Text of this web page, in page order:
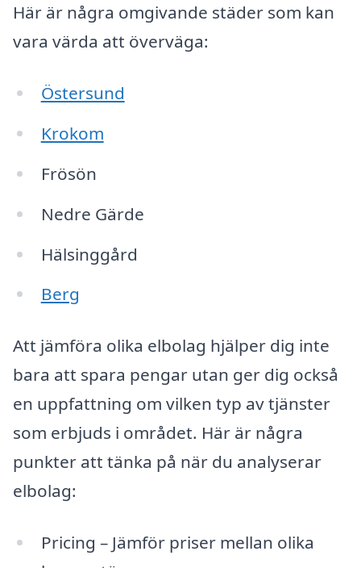
Här är några omgivande städer som kan
vara värda att överväga:
Östersund
Krokom
Frösön
Nedre Gärde
Hälsinggård
Berg
Att jämföra olika elbolag hjälper dig inte
bara att spara pengar utan ger dig också
en uppfattning om vilken typ av tjänster
som erbjuds i området. Här är några
punkter att tänka på när du analyserar
elbolag:
Pricing – Jämför priser mellan olika